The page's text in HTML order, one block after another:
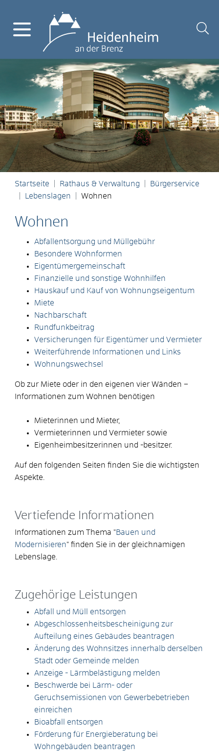
Startseite Rathaus & Verwaltung
Bürgerservice
Lebenslagen
Wohnen
Wohnen
Abfallentsorgung und Müllgebühr
Besondere Wohnformen
Eigentümergemeinschaft
Finanzielle und sonstige Wohnhilfen
Hauskauf und Kauf von Wohnungseigentum
Miete
Nachbarschaft
Rundfunkbeitrag
Versicherungen für Eigentümer und Vermieter
Weiterführende Informationen und Links
Wohnungswechsel
Ob zur Miete oder in den eigenen vier Wänden –
Informationen zum Wohnen benötigen
Mieterinnen und Mieter,
Vermieterinnen und Vermieter sowie
Eigenheimbesitzerinnen und -besitzer.
Auf den folgenden Seiten finden Sie die wichtigsten
Aspekte.
Vertiefende Informationen
Informationen zum Thema "Bauen und
Modernisieren" finden Sie in der gleichnamigen
Lebenslage.
Zugehörige Leistungen
Abfall und Müll entsorgen
Abgeschlossenheitsbescheinigung zur
Aufteilung eines Gebäudes beantragen
Änderung des Wohnsitzes innerhalb derselben
Stadt oder Gemeinde melden
Anzeige - Lärmbelästigung melden
Beschwerde bei Lärm- oder
Geruchsemissionen von Gewerbebetrieben
einreichen
Bioabfall entsorgen
Förderung für Energieberatung bei
Wohngebäuden beantragen